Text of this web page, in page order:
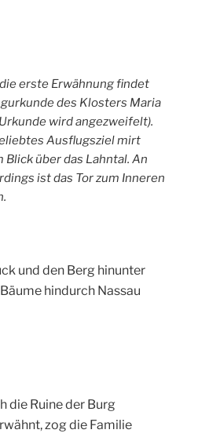
erste Erwähnung findet
des Klosters Maria
wird angezweifelt).
Ausflugsziel mirt
über das Lahntal. An
ist das Tor zum Inneren
und den Berg hinunter
hindurch Nassau
die Ruine der Burg
zog die Familie